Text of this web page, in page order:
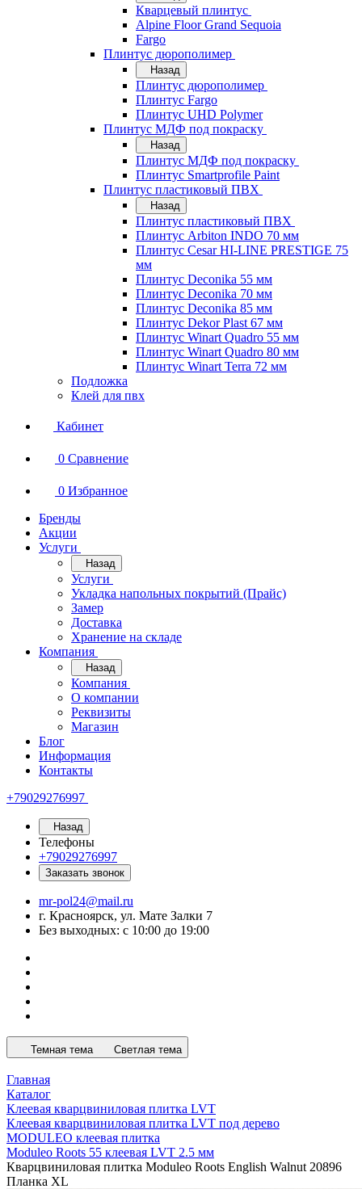
Кварцевый плинтус
Alpine Floor Grand Sequoia
Fargo
Плинтус дюрополимер
Назад
Плинтус дюрополимер
Плинтус Fargo
Плинтус UHD Polymer
Плинтус МДФ под покраску
Назад
Плинтус МДФ под покраску
Плинтус Smartprofile Paint
Плинтус пластиковый ПВХ
Назад
Плинтус пластиковый ПВХ
Плинтус Arbiton INDO 70 мм
Плинтус Cesar HI-LINE PRESTIGE 75
мм
Плинтус Deconika 55 мм
Плинтус Deconika 70 мм
Плинтус Deconika 85 мм
Плинтус Dekor Plast 67 мм
Плинтус Winart Quadro 55 мм
Плинтус Winart Quadro 80 мм
Плинтус Winart Terra 72 мм
Подложка
Клей для пвх
Кабинет
0 Сравнение
0 Избранное
Бренды
Акции
Услуги
Назад
Услуги
Укладка напольных покрытий (Прайс)
Замер
Доставка
Хранение на складе
Компания
Назад
Компания
О компании
Реквизиты
Магазин
Блог
Информация
Контакты
+79029276997
Назад
Телефоны
+79029276997
Заказать звонок
mr-pol24@mail.ru
г. Красноярск, ул. Мате Залки 7
Без выходных: с 10:00 до 19:00
Темная тема Светлая тема
Главная
Каталог
Клеевая кварцвиниловая плитка LVT
Клеевая кварцвиниловая плитка LVT под дерево
MODULEO клеевая плитка
Moduleo Roots 55 клеевая LVT 2.5 мм
Кварцвиниловая плитка Moduleo Roots English Walnut 20896
Планка XL